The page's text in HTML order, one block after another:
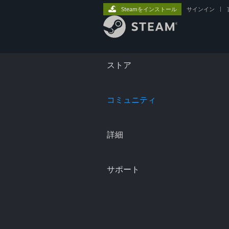
ストア
コミュニティ
詳細
サポート
Steamをインストール サインイン